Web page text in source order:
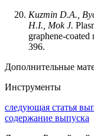
Kuzmin D.A.,
H.I., Mok J.
graphene-
396.
Дополнительные
Инструменты
следующая статья
содержание выпуска